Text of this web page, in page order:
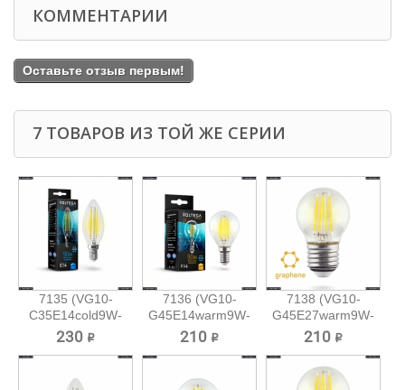
КОММЕНТАРИИ
Оставьте отзыв первым!
7 ТОВАРОВ ИЗ ТОЙ ЖЕ СЕРИИ
7135 (VG10-
C35E14cold9W-
F)...
230 ₽
7136 (VG10-
G45E14warm9W-
F)...
210 ₽
7138 (VG10-
G45E27warm9W-
F)...
210 ₽